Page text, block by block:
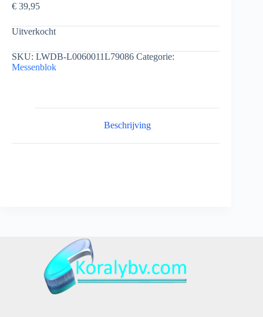
€ 39,95
Uitverkocht
SKU: LWDB-L0060011L79086 Categorie:
Messenblok
Beschrijving